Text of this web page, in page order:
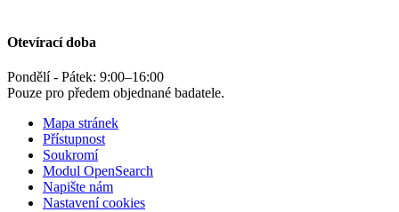
Otevírací doba
Pondělí - Pátek: 9:00–16:00
Pouze pro předem objednané badatele.
Mapa stránek
Přístupnost
Soukromí
Modul OpenSearch
Napište nám
Nastavení cookies